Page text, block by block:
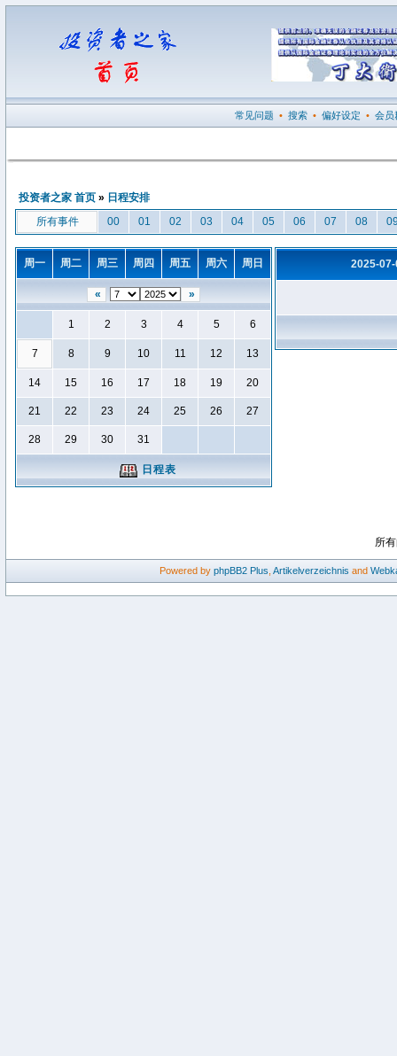
常见问题 • 搜索 • 偏好设定 • 会员
投资者之家 首页 » 日程安排
所有事件
00 01 02 03 04 05 06 07 08
周一 周二 周三 周四 周五 周六 周日
« »
1 2 3 4 5 6
7 8 9 10 11 12 13
14 15 16 17 18 19 20
21 22 23 24 25 26 27
28 29 30 31
日程表
2025-
所
Powered by phpBB2 Plus Artikelverzeichnis and